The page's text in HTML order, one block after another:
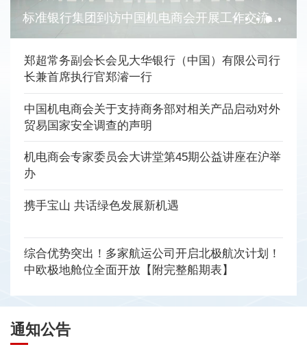
2025中国（上海）国际技术合作大会成功举办
郑超常务副会长会见大华银行（中国）有限公司行
长兼首席执行官郑濬一行
中国机电商会关于支持商务部对相关产品启动对外
贸易国家安全调查的声明
机电商会专家委员会大讲堂第45期公益讲座在沪举
办
携手宝山 共话绿色发展新机遇
综合优势突出！多家航运公司开启北极航次计划！
中欧极地舱位全面开放【附完整船期表】
通知公告